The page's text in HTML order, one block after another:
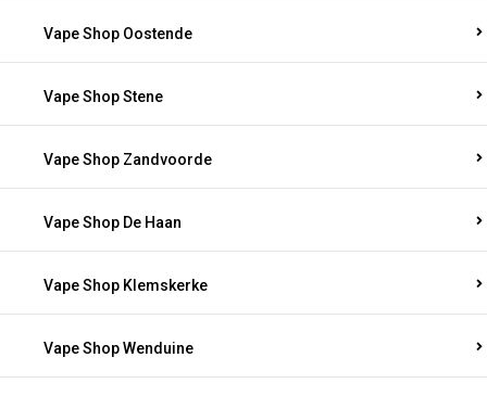
Vape Shop Oostende
Vape Shop Stene
Vape Shop Zandvoorde
Vape Shop De Haan
Vape Shop Klemskerke
Vape Shop Wenduine